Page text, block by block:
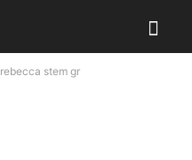
rebecca stem gr